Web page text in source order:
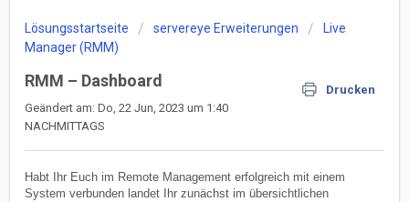
Lösungsstartseite servereye Erweiterungen
Live
Manager (RMM)
RMM – Dashboard
Drucken
Geändert am: Do, 22 Jun, 2023 um 1:40
NACHMITTAGS
Habt Ihr Euch im Remote Management erfolgreich mit einem
System verbunden landet Ihr zunächst im übersichtlichen